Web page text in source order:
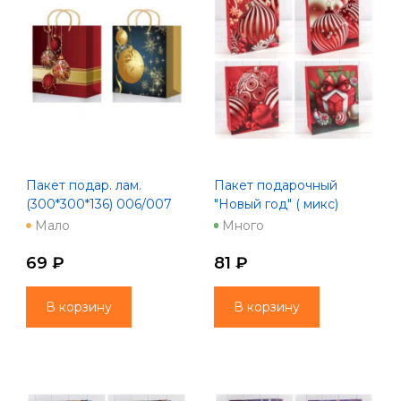
Пакет подар. лам.
(300*300*136) 006/007
Q3026
Мало
69 ₽
В корзину
Пакет подарочный
"Новый год" ( микс)
26*32*10
Много
81 ₽
В корзину